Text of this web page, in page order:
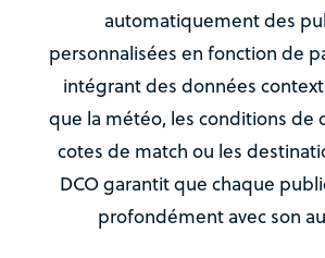
automatiquement des
personnalisées en fonction de
intégrant des données
que la météo, les conditions de
cotes de match ou les
DCO garantit que chaque
profondément avec son